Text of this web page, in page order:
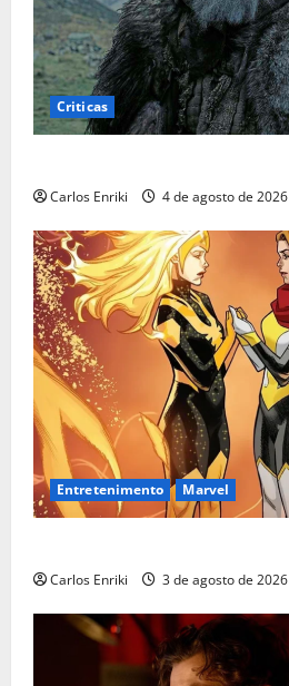
Criticas
Carlos Enriki 4 de agosto de 2026
Entretenimento Marvel
Carlos Enriki 3 de agosto de 2026